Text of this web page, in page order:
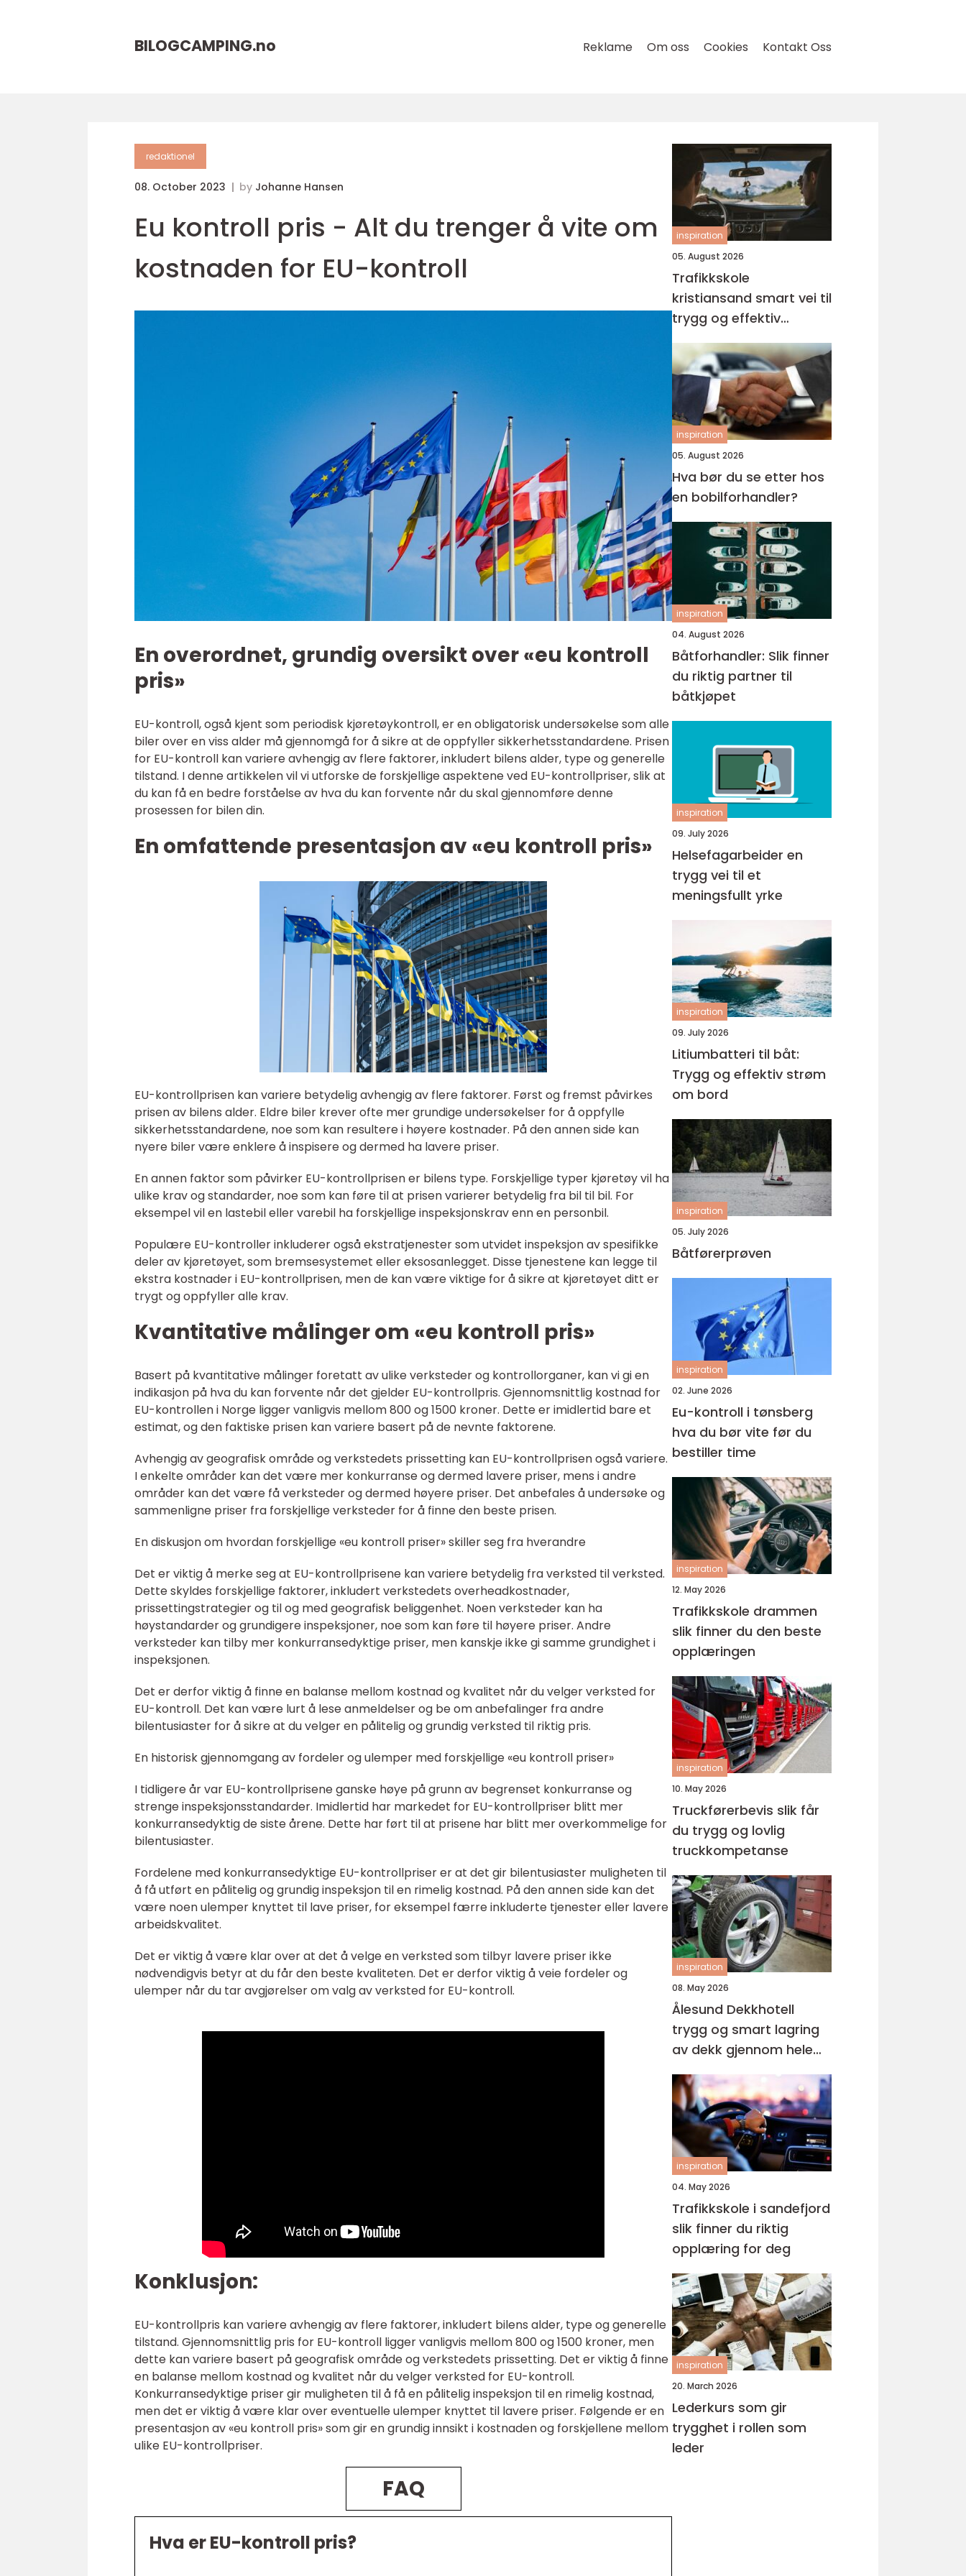
BILOGCAMPING.no Reklame Om oss Cookies Kontakt Oss
redaktionel
08. October 2023 by Johanne Hansen
Eu kontroll pris - Alt du trenger å vite om
kostnaden for EU-kontroll
En overordnet, grundig oversikt over «eu kontroll
pris»
EU-kontroll, også kjent som periodisk kjøretøykontroll, er en obligatorisk undersøkelse som alle
biler over en viss alder må gjennomgå for å sikre at de oppfyller sikkerhetsstandardene. Prisen
for EU-kontroll kan variere avhengig av flere faktorer, inkludert bilens alder, type og generelle
tilstand. I denne artikkelen vil vi utforske de forskjellige aspektene ved EU-kontrollpriser, slik at
du kan få en bedre forståelse av hva du kan forvente når du skal gjennomføre denne
prosessen for bilen din.
En omfattende presentasjon av «eu kontroll pris»
EU-kontrollprisen kan variere betydelig avhengig av flere faktorer. Først og fremst påvirkes
prisen av bilens alder. Eldre biler krever ofte mer grundige undersøkelser for å oppfylle
sikkerhetsstandardene, noe som kan resultere i høyere kostnader. På den annen side kan
nyere biler være enklere å inspisere og dermed ha lavere priser.
En annen faktor som påvirker EU-kontrollprisen er bilens type. Forskjellige typer kjøretøy vil ha
ulike krav og standarder, noe som kan føre til at prisen varierer betydelig fra bil til bil. For
eksempel vil en lastebil eller varebil ha forskjellige inspeksjonskrav enn en personbil.
Populære EU-kontroller inkluderer også ekstratjenester som utvidet inspeksjon av spesifikke
deler av kjøretøyet, som bremsesystemet eller eksosanlegget. Disse tjenestene kan legge til
ekstra kostnader i EU-kontrollprisen, men de kan være viktige for å sikre at kjøretøyet ditt er
trygt og oppfyller alle krav.
Kvantitative målinger om «eu kontroll pris»
Basert på kvantitative målinger foretatt av ulike verksteder og kontrollorganer, kan vi gi en
indikasjon på hva du kan forvente når det gjelder EU-kontrollpris. Gjennomsnittlig kostnad for
EU-kontrollen i Norge ligger vanligvis mellom 800 og 1500 kroner. Dette er imidlertid bare et
estimat, og den faktiske prisen kan variere basert på de nevnte faktorene.
Avhengig av geografisk område og verkstedets prissetting kan EU-kontrollprisen også variere.
I enkelte områder kan det være mer konkurranse og dermed lavere priser, mens i andre
områder kan det være få verksteder og dermed høyere priser. Det anbefales å undersøke og
sammenligne priser fra forskjellige verksteder for å finne den beste prisen.
En diskusjon om hvordan forskjellige «eu kontroll priser» skiller seg fra hverandre
Det er viktig å merke seg at EU-kontrollprisene kan variere betydelig fra verksted til verksted.
Dette skyldes forskjellige faktorer, inkludert verkstedets overheadkostnader,
prissettingstrategier og til og med geografisk beliggenhet. Noen verksteder kan ha
høystandarder og grundigere inspeksjoner, noe som kan føre til høyere priser. Andre
verksteder kan tilby mer konkurransedyktige priser, men kanskje ikke gi samme grundighet i
inspeksjonen.
Det er derfor viktig å finne en balanse mellom kostnad og kvalitet når du velger verksted for
EU-kontroll. Det kan være lurt å lese anmeldelser og be om anbefalinger fra andre
bilentusiaster for å sikre at du velger en pålitelig og grundig verksted til riktig pris.
En historisk gjennomgang av fordeler og ulemper med forskjellige «eu kontroll priser»
I tidligere år var EU-kontrollprisene ganske høye på grunn av begrenset konkurranse og
strenge inspeksjonsstandarder. Imidlertid har markedet for EU-kontrollpriser blitt mer
konkurransedyktig de siste årene. Dette har ført til at prisene har blitt mer overkommelige for
bilentusiaster.
Fordelene med konkurransedyktige EU-kontrollpriser er at det gir bilentusiaster muligheten til
å få utført en pålitelig og grundig inspeksjon til en rimelig kostnad. På den annen side kan det
være noen ulemper knyttet til lave priser, for eksempel færre inkluderte tjenester eller lavere
arbeidskvalitet.
Det er viktig å være klar over at det å velge en verksted som tilbyr lavere priser ikke
nødvendigvis betyr at du får den beste kvaliteten. Det er derfor viktig å veie fordeler og
ulemper når du tar avgjørelser om valg av verksted for EU-kontroll.
Konklusjon:
EU-kontrollpris kan variere avhengig av flere faktorer, inkludert bilens alder, type og generelle
tilstand. Gjennomsnittlig pris for EU-kontroll ligger vanligvis mellom 800 og 1500 kroner, men
dette kan variere basert på geografisk område og verkstedets prissetting. Det er viktig å finne
en balanse mellom kostnad og kvalitet når du velger verksted for EU-kontroll.
Konkurransedyktige priser gir muligheten til å få en pålitelig inspeksjon til en rimelig kostnad,
men det er viktig å være klar over eventuelle ulemper knyttet til lavere priser. Følgende er en
presentasjon av «eu kontroll pris» som gir en grundig innsikt i kostnaden og forskjellene mellom
ulike EU-kontrollpriser.
FAQ
Hva er EU-kontroll pris?
inspiration
05. August 2026
Trafikkskole
kristiansand smart vei til
trygg og effektiv
opplæring
inspiration
05. August 2026
Hva bør du se etter hos
en bobilforhandler?
inspiration
04. August 2026
Båtforhandler: Slik finner
du riktig partner til
båtkjøpet
inspiration
09. July 2026
Helsefagarbeider en
trygg vei til et
meningsfullt yrke
inspiration
09. July 2026
Litiumbatteri til båt:
Trygg og effektiv strøm
om bord
inspiration
05. July 2026
Båtførerprøven
inspiration
02. June 2026
Eu-kontroll i tønsberg
hva du bør vite før du
bestiller time
inspiration
12. May 2026
Trafikkskole drammen
slik finner du den beste
opplæringen
inspiration
10. May 2026
Truckførerbevis slik får
du trygg og lovlig
truckkompetanse
inspiration
08. May 2026
Ålesund Dekkhotell
trygg og smart lagring
av dekk gjennom hele
året
inspiration
04. May 2026
Trafikkskole i sandefjord
slik finner du riktig
opplæring for deg
inspiration
20. March 2026
Lederkurs som gir
trygghet i rollen som
leder